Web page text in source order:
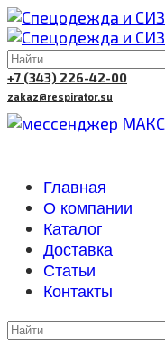
+7 (343) 226-42-00
zakaz@respirator.su
Главная
О компании
Каталог
Доставка
Cтатьи
Контакты